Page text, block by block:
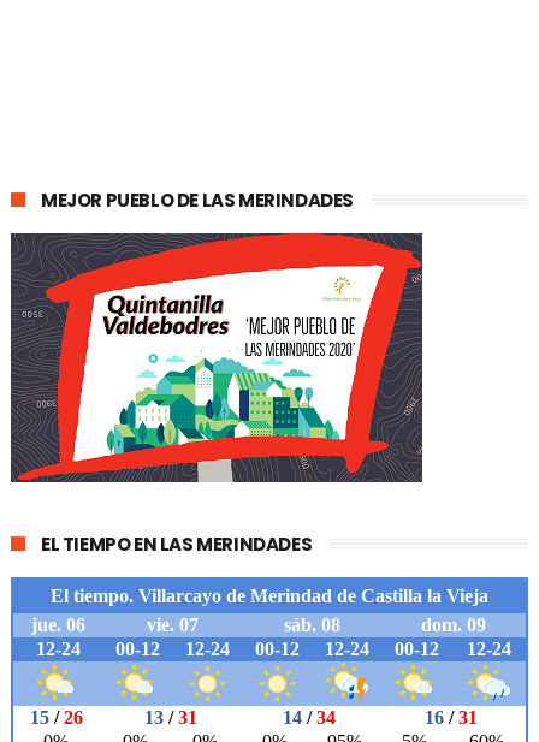
MEJOR PUEBLO DE LAS MERINDADES
EL TIEMPO EN LAS MERINDADES